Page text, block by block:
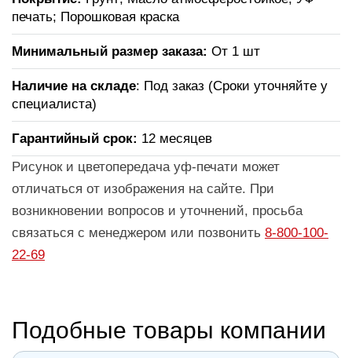
печать; Порошковая краска
Минимальный размер заказа: От 1 шт
Наличие на складе: Под заказ (Сроки уточняйте у
специалиста)
Гарантийный срок: 12 месяцев
Рисунок и цветопередача уф-печати может
отличаться от изображения на сайте. При
возникновении вопросов и уточнений, просьба
связаться с менеджером или позвонить 8-800-100-
22-69
Подобные товары компании